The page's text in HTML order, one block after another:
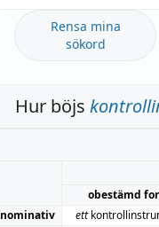
Rensa mina
sökord
Hur böjs
obestämd
nominativ
ett